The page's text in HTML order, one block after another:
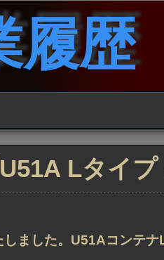
履歴
Lタイプ
ました。U51Aコンテ